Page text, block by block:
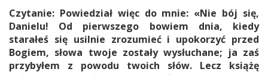
Czytanie: Powiedział więc do mnie: «Nie bój się,
Danielu! Od pierwszego bowiem dnia, kiedy
starałeś się usilnie zrozumieć i upokorzyć przed
Bogiem, słowa twoje zostały wysłuchane; ja zaś
przybyłem z powodu twoich słów. Lecz książę